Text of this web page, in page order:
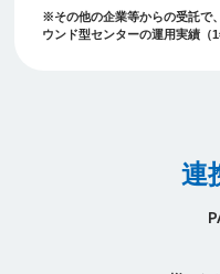
※その他の企業等からの受託で
ウンド型センターの運用実績（
連